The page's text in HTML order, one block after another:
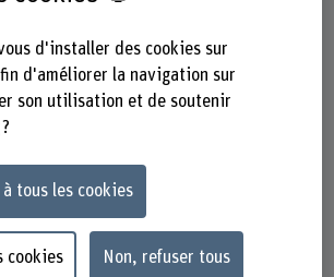
d'installer des cookies sur
d'améliorer la navigation sur
son utilisation et de soutenir
tous les cookies
cookies Non, refuser tous